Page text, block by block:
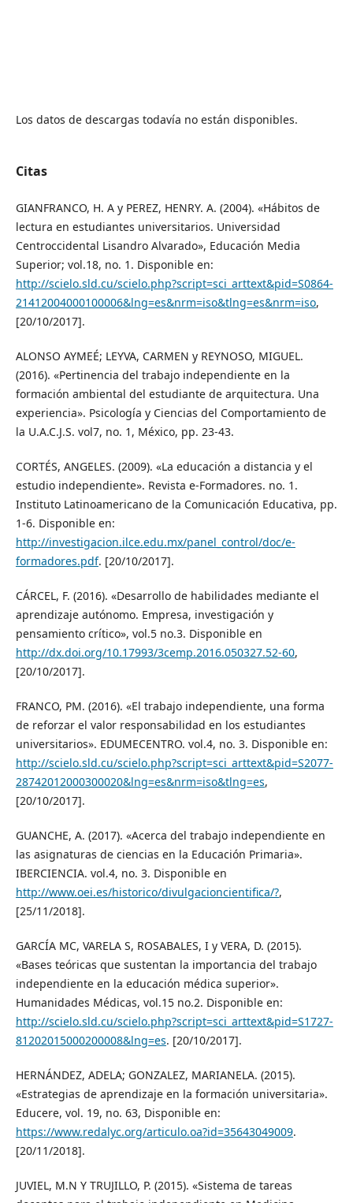
Los datos de descargas todavía no están disponibles.
Citas
GIANFRANCO, H. A y PEREZ, HENRY. A. (2004). «Hábitos de
lectura en estudiantes universitarios. Universidad
Centroccidental Lisandro Alvarado», Educación Media
Superior; vol.18, no. 1. Disponible en:
http://scielo.sld.cu/scielo.php?script=sci_arttext&pid=S0864-
21412004000100006&lng=es&nrm=iso&tlng=es&nrm=iso,
[20/10/2017].
ALONSO AYMEÉ; LEYVA, CARMEN y REYNOSO, MIGUEL.
(2016). «Pertinencia del trabajo independiente en la
formación ambiental del estudiante de arquitectura. Una
experiencia». Psicología y Ciencias del Comportamiento de
la U.A.C.J.S. vol7, no. 1, México, pp. 23-43.
CORTÉS, ANGELES. (2009). «La educación a distancia y el
estudio independiente». Revista e-Formadores. no. 1.
Instituto Latinoamericano de la Comunicación Educativa, pp.
1-6. Disponible en:
http://investigacion.ilce.edu.mx/panel_control/doc/e-
formadores.pdf. [20/10/2017].
CÁRCEL, F. (2016). «Desarrollo de habilidades mediante el
aprendizaje autónomo. Empresa, investigación y
pensamiento crítico», vol.5 no.3. Disponible en
http://dx.doi.org/10.17993/3cemp.2016.050327.52-60,
[20/10/2017].
FRANCO, PM. (2016). «El trabajo independiente, una forma
de reforzar el valor responsabilidad en los estudiantes
universitarios». EDUMECENTRO. vol.4, no. 3. Disponible en:
http://scielo.sld.cu/scielo.php?script=sci_arttext&pid=S2077-
28742012000300020&lng=es&nrm=iso&tlng=es,
[20/10/2017].
GUANCHE, A. (2017). «Acerca del trabajo independiente en
las asignaturas de ciencias en la Educación Primaria».
IBERCIENCIA. vol.4, no. 3. Disponible en
http://www.oei.es/historico/divulgacioncientifica/?,
[25/11/2018].
GARCÍA MC, VARELA S, ROSABALES, I y VERA, D. (2015).
«Bases teóricas que sustentan la importancia del trabajo
independiente en la educación médica superior».
Humanidades Médicas, vol.15 no.2. Disponible en:
http://scielo.sld.cu/scielo.php?script=sci_arttext&pid=S1727-
81202015000200008&lng=es. [20/10/2017].
HERNÁNDEZ, ADELA; GONZALEZ, MARIANELA. (2015).
«Estrategias de aprendizaje en la formación universitaria».
Educere, vol. 19, no. 63, Disponible en:
https://www.redalyc.org/articulo.oa?id=35643049009.
[20/11/2018].
JUVIEL, M.N Y TRUJILLO, P. (2015). «Sistema de tareas